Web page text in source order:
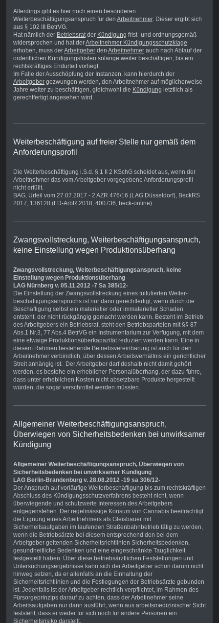
Allerdings gibt es hier noch einen besonderen
Weiterbeschäftigungsanspruch für den Arbeitnehmer. Dieser ergibt sich
aus § 102 III BetrVG.
Hat nämlich der Betriebsratder Kündigung frist- und ordnungsgemäß
widersprochen und hat derArbeitnehmer Kündigungsschutzklage
erhoben, muss derArbeitgeberden Arbeitnehmerauch nach Ablauf der
ordentlichen Kündigungsfristen solange weiter beschäftigen, bis ein
rechtskräftiges Endurteil vorliegt.
Im Falle der Ausschöpfung der Instanzen, kann hierdurch der
Arbeitgebergezwungen werden, den Arbeitnehmer auf möglicherweise
Jahre weiter zu beschäftigen, gleichwohl die Kündigung letztlich als
gerechtfertigt angesehen wird.
Weiterbeschäftigung auf freier Stelle nur gemäß dem
Anforderungsprofil
Die Weiterbeschäftigung i.S.d. § 1 II 2 KSchG scheidet aus, wenn der
Arbeitnehmer das vom Arbeitgeber vorgegebene Anforderungsprofil
nicht erfüllt.
BAG, Urteil vom 27.07.2017 - 2 AZR 476/16 (LAG Düsseldorf), BeckRS
2017, 136120 (FD-ArbR 2018, 400736, beck-online)
Zwangsvollstreckung, Weiterbeschäftigungsanspruch,
keine Einstellung wegen Produktionsüberhang
Zwangsvollstreckung, Weiterbeschäftigungsanspruch, keine
Einstellung wegen Produktionsüberhang
LAG Nürnberg v. 05.11.2012 -7 Sa 385/12-
Die Einstellung der Zwangsvollstreckung eines tuitulierten Weiter-
beschäftigungsanspruchs ist nur dann gerechtfertigt, wenn durch die
Beschäftigung selbst ein materieller oder immaterieller Schaden
entsteht, der nicht rückgängig gemacht werden kann. Besteht im Betrieb
des Arbeitgebers ein Betriebsrat, steht den Betriebsparteien mit §§ 87
Abs.1 Nr.3, 77 Abs.4 BetrVG ein Instrumentarium zur Verfügung, mit dem
eine etwaige Produktionsüberkapazität reduziert werden kann. Eine in
diesem Rahmen bestehende Betriebsvereinbarung ist auch für den
Arbeitnehmer verbindlich, über dessen Arbeitsverhältnis ein gerichtlicher
Streit anhängig ist. Der Arbeitgeber darf deshalb nicht damit gehört
werden, es bestehe ein erheblicher Personalüberhang, der dazu führe,
dass unter erheblichen Kosten nicht absetzbare Produkte hergestellt
würden, die sogar verschrottet werden müssten.
Allgemeiner Weiterbeschäftigungsanspruch,
Überwiegen von Sicherheitsbedenken bei unwirksamer
Kündigung
Allgemeiner Weiterbeschäftigungsanspruch, Überwiegen von
Sicherheitsbedenken bei unwirksamer Kündigung
LAG Berlin-Brandenburg v. 28.08.2012 -19 sa 306/12-
Der Anspruch auf vorläufige Weiterbeschäftigung bis zum rechtskräftigen
Abschluss des Kündigungsschutzverfahrens besteht nicht, wenn
überwiegende und schutzwerte Interessen des Arbeitgebers
entgegenstehen. Der regelmässige Konsum von Cannabis beeiträchtigt
die Eignung eines Arbeitnehmers als Gleisbauer mit
Sicherheitsaufgaben im laufenden Straßenbahnbetrieb tätig zu werden,
wenn die Betriebsärzte bei diesem entsprechend den bei dem
Arbeitgeber geltenden Sicherheitsrichtlinien Sicherheitsbedenken,
gesundheitliche Bedenken und eine eingeschränkte Tauglichkeit
festgestellt haben. Über diese betriebsärztlichen Feststellungen und
Untersuchungsergebnisse kann sich der Arbeitgeber schon darum nicht
hinweg setzen, da er allenfalls an die Einhaltung der
Sicherheitsrichtlinien und die Festlegungen der Betriebsärzte gebunden
ist. Jedenfalls ist der Arbeitgeber rechtlich verpflichtet, im Rahmen des
Fürsorgeprinzips darauf zu achten, dass der Arbetinehmer seine
Arbeitsaufgaben nur dann ausführt, wenn aus arbeitsmedizinischer Sicht
feststeht, dass er weder für sich noch für andere Personen ein
Sicherheitsrisiko darstellt.